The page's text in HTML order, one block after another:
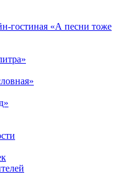
гостиная «А песни тоже